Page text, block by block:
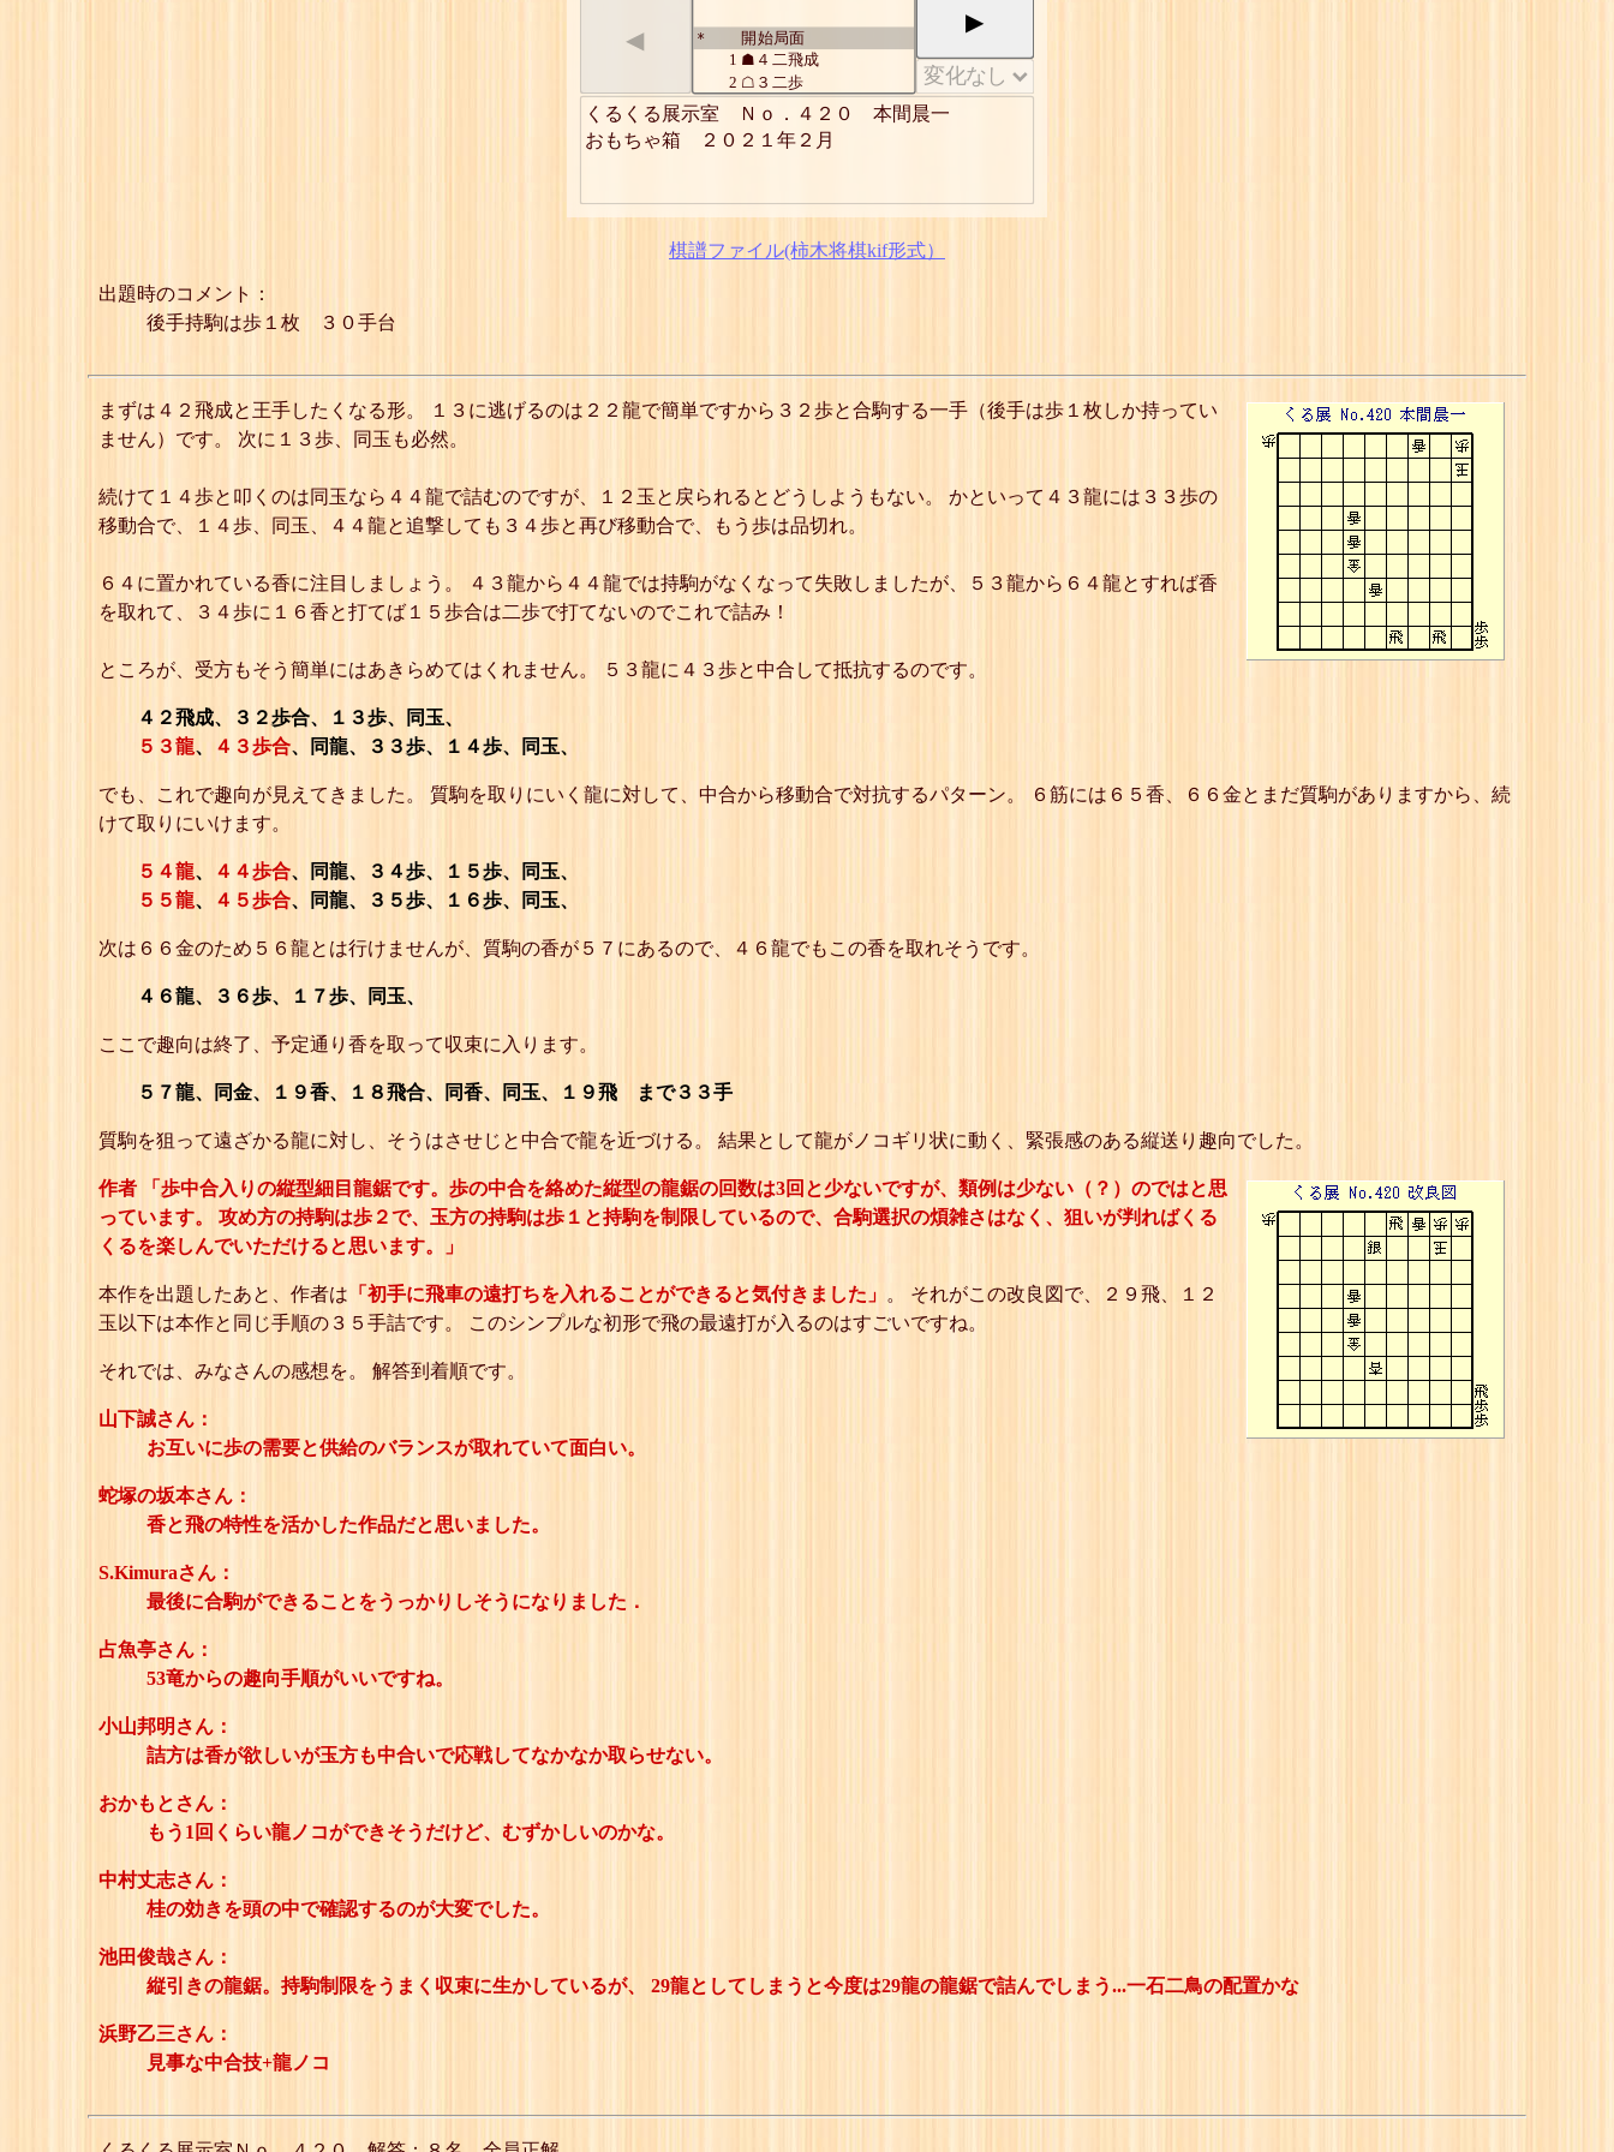
◀ * 開始局面
1 ☗４二飛成
2 ☖３二歩
☗１三歩
☖同 玉
5 ☗５三龍
8☖３三歩
☗１四歩
10☖同 玉
15☗１五歩
17 ☗５五龍
☖３五歩
21 ☗１六歩
22☖同 玉
24 ☖３六歩
25 ☗１七歩
26☖同 玉
28☖同 金
詰
▶
くるくる展示室　Ｎｏ．４２０　本間晨一
おもちゃ箱　２０２１年２月
棋譜ファイル(柿木将棋kif形式）
出題時のコメント：
後手持駒は歩１枚 ３０手台
まずは４２飛成と王手したくなる形。 １３に逃げるのは２２龍で簡単ですから３２歩と合駒する一手（後手は歩１枚しか持ってい
ません）です。 次に１３歩、同玉も必然。
続けて１４歩と叩くのは同玉なら４４龍で詰むのですが、１２玉と戻られるとどうしようもない。 かといって４３龍には３３歩の
移動合で、１４歩、同玉、４４龍と追撃しても３４歩と再び移動合で、もう歩は品切れ。
６４に置かれている香に注目しましょう。 ４３龍から４４龍では持駒がなくなって失敗しましたが、５３龍から６４龍とすれば香
を取れて、３４歩に１６香と打てば１５歩合は二歩で打てないのでこれで詰み！
ところが、受方もそう簡単にはあきらめてはくれません。 ５３龍に４３歩と中合して抵抗するのです。
４２飛成、３２歩合、１３歩、同玉、
５３龍、 ４３歩合、同龍、３３歩、１４歩、同玉、
でも、これで趣向が見えてきました。 質駒を取りにいく龍に対して、中合から移動合で対抗するパターン。 ６筋には６５香、６６金とまだ質駒がありますから、続
けて取りにいけます。
５４龍、 ４４歩合、同龍、３４歩、１５歩、同玉、
５５龍、 ４５歩合、同龍、３５歩、１６歩、同玉、
次は６６金のため５６龍とは行けませんが、質駒の香が５７にあるので、４６龍でもこの香を取れそうです。
４６龍、３６歩、１７歩、同玉、
ここで趣向は終了、予定通り香を取って収束に入ります。
５７龍、同金、１９香、１８飛合、同香、同玉、１９飛 まで３３手
質駒を狙って遠ざかる龍に対し、そうはさせじと中合で龍を近づける。 結果として龍がノコギリ状に動く、緊張感のある縦送り趣向でした。
作者 「歩中合入りの縦型細目龍鋸です。歩の中合を絡めた縦型の龍鋸の回数は3回と少ないですが、類例は少ない（？）のではと思
っています。 攻め方の持駒は歩２で、玉方の持駒は歩１と持駒を制限しているので、合駒選択の煩雑さはなく、狙いが判ればくる
くるを楽しんでいただけると思います。」
本作を出題したあと、作者は 「初手に飛車の遠打ちを入れることができると気付きました」 。 それがこの改良図で、２９飛、１２
玉以下は本作と同じ手順の３５手詰です。 このシンプルな初形で飛の最遠打が入るのはすごいですね。
それでは、みなさんの感想を。 解答到着順です。
山下誠さん：
お互いに歩の需要と供給のバランスが取れていて面白い。
蛇塚の坂本さん：
香と飛の特性を活かした作品だと思いました。
S.Kimuraさん：
最後に合駒ができることをうっかりしそうになりました．
占魚亭さん：
53竜からの趣向手順がいいですね。
小山邦明さん：
詰方は香が欲しいが玉方も中合いで応戦してなかなか取らせない。
おかもとさん：
もう1回くらい龍ノコができそうだけど、むずかしいのかな。
中村丈志さん：
桂の効きを頭の中で確認するのが大変でした。
池田俊哉さん：
縦引きの龍鋸。持駒制限をうまく収束に生かしているが、 29龍としてしまうと今度は29龍の龍鋸で詰んでしまう...一石二鳥の配置かな
浜野乙三さん：
見事な中合技+龍ノコ